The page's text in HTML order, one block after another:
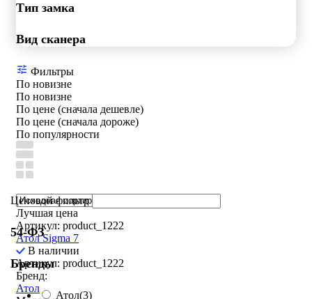
Тип замка
Вид сканера
Фильтры
По новизне
По новизне
По цене (сначала дешевле)
По цене (сначала дороже)
По популярности
Ценовой фильтр
54-ФЗ
Бренды
Атол(3)
Лучшая цена
Артикул: product_1222
Атол Sigma 7
В наличии
Артикул: product_1222
Бренд:
Атол